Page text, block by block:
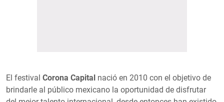
El festival Corona Capital nació en 2010 con el objetivo de
brindarle al público mexicano la oportunidad de disfrutar